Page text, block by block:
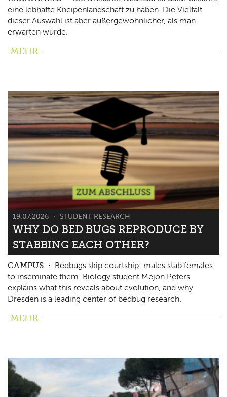
eine lebhafte Kneipenlandschaft zu haben. Die Vielfalt
dieser Auswahl ist aber außergewöhnlicher, als man
erwarten würde.
MEHR
19.07.2026 STUDENT RESEARCH
WHY DO BED BUGS REPRODUCE BY
STABBING EACH OTHER?
CAMPUS
Bedbugs skip courtship: males stab females
to inseminate them. Biology student Mejon Peters
explains what this reveals about evolution, and why
Dresden is a leading center of bedbug research.
MEHR